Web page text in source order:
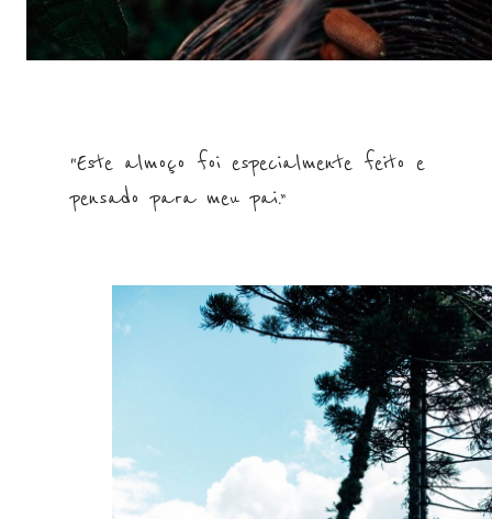
“Este almoço foi especialmente feito e
pensado para meu pai.”